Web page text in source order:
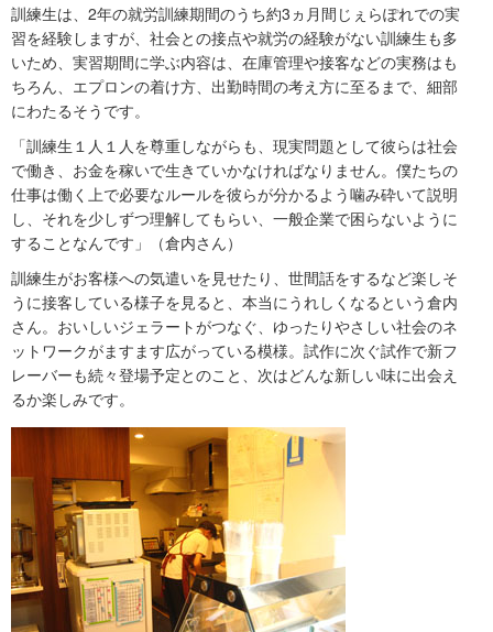
訓練生は、2年の就労訓練期間のうち約3ヵ月間じぇらぽれでの実
習を経験しますが、社会との接点や就労の経験がない訓練生も多
いため、実習期間に学ぶ内容は、在庫管理や接客などの実務はも
ちろん、エプロンの着け方、出勤時間の考え方に至るまで、細部
にわたるそうです。
「訓練生１人１人を尊重しながらも、現実問題として彼らは社会
で働き、お金を稼いで生きていかなければなりません。僕たちの
仕事は働く上で必要なルールを彼らが分かるよう噛み砕いて説明
し、それを少しずつ理解してもらい、一般企業で困らないように
することなんです」（倉内さん）
訓練生がお客様への気遣いを見せたり、世間話をするなど楽しそ
うに接客している様子を見ると、本当にうれしくなるという倉内
さん。おいしいジェラートがつなぐ、ゆったりやさしい社会のネ
ットワークがますます広がっている模様。試作に次ぐ試作で新フ
レーバーも続々登場予定とのこと、次はどんな新しい味に出会え
るか楽しみです。